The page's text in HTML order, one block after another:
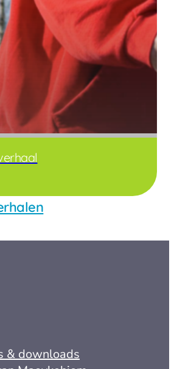
& downloads